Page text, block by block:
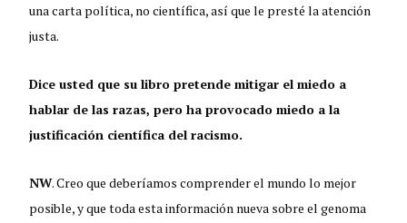
una carta política, no científica, así que le presté la atención
justa.
Dice usted que su libro pretende mitigar el miedo a
hablar de las razas, pero ha provocado miedo a la
justificación científica del racismo.
NW. Creo que deberíamos comprender el mundo lo mejor
posible, y que toda esta información nueva sobre el genoma